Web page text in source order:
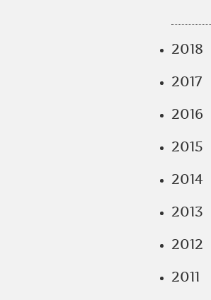
2018
2017
2016
2015
2014
2013
2012
2011